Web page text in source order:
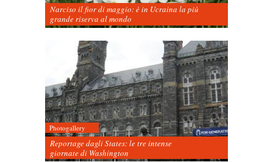
Narciso il fior di maggio: è in Ucraina la più
grande riserva al mondo
Photogallery
Reportage dagli States: le tre intense
giornate di Washington